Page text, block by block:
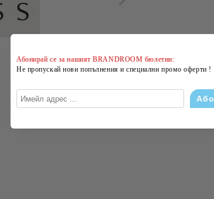
Абонирай се за нашият BRANDROOM бюлетин:
Не пропускай нови попълнения и специални промо оферти !